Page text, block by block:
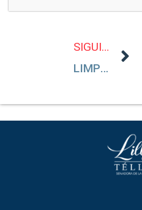
SIGUIENTE
LIMPIAR SONORA